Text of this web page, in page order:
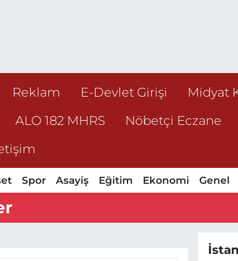
Reklam E-Devlet Girişi
Midyat
ALO 182 MHRS Nöbetçi Eczane
Spor Asayiş Eğitim Ekonomi Genel